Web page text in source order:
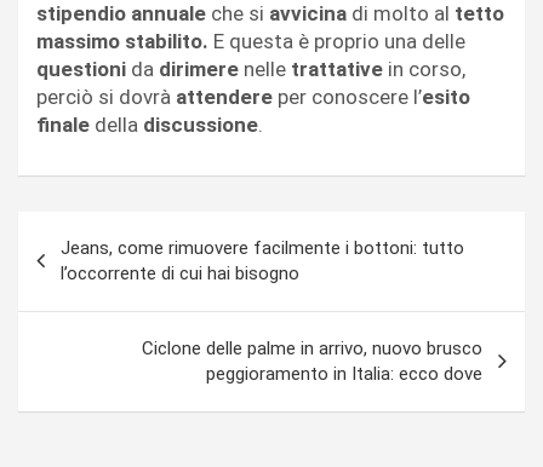
stipendio annuale che si avvicina di molto al tetto
massimo stabilito. E questa è proprio una delle
questioni da dirimere nelle trattative in corso,
perciò si dovrà attendere per conoscere l’esito
finale della discussione.
articoli
Jeans, come rimuovere facilmente i bottoni: tutto
l’occorrente di cui hai bisogno
Ciclone delle palme in arrivo, nuovo brusco
peggioramento in Italia: ecco dove